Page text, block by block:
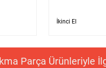
İkinci El
Parça Ürünleriyle